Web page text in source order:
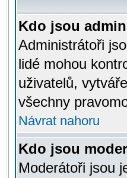
Kdo jsou
Administrátoři
lidé mohou
uživatelů,
všechny
Návrat nahoru
Kdo jsou
Moderátoři jsou